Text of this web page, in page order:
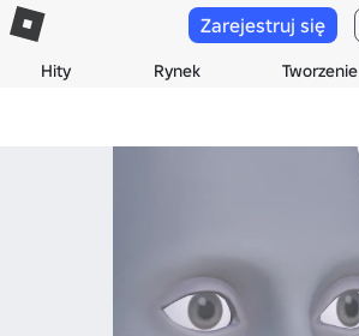
Hity Rynek Tworzenie
Zarejestruj się